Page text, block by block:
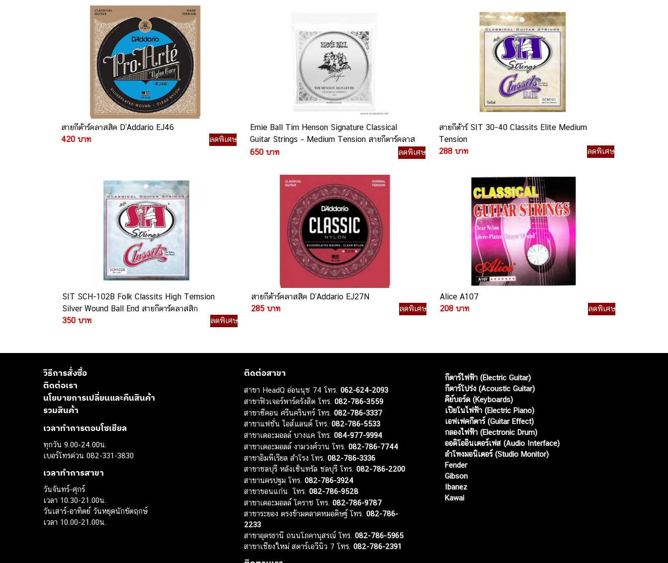
สายกีต้าร์คลาสสิค D’Addario EJ46
420 บาท
ลดพิเศษ
Ernie Ball Tim Henson Signature Classical
Guitar Strings – Medium Tension สายกีตาร์คลาส
สิก
650 บาท ลดพิเศษ
สายกีต้าร์ SIT 30-40 Classits Elite Medium
Tension
288 บาท
ลดพิเศษ
SIT SCH-102B Folk Classits High Temsion
Silver Wound Ball End สายกีตาร์คลาสสิก
350 บาท
ลดพิเศษ
สายกีต้าร์คลาสสิค D’Addario EJ27N
285 บาท
ลดพิเศษ
Alice A107
208 บาท
ลดพิเศษ
วิธีการสั่งซื้อ
ติดต่อเรา
นโยบายการเปลี่ยนและคืนสินค้า
รวมสินค้า
เวลาทำการตอบโซเชียล
ทุกวัน 9.00-24.00น.
เบอร์โทรด่วน 082-331-3830
เวลาทำการสาขา
วันจันทร์-ศุกร์
เวลา 10.30-21.00น.
วันเสาร์-อาทิตย์ วันหยุดนักขัตฤกษ์
เวลา 10.00-21.00น.
ติดต่อสาขา
สาขา HeadQ อ่อนนุช 74 โทร.062-624-2093
สาขาฟิวเจอร์พาร์ครังสิต โทร.082-786-3559
สาขาซีคอน ศรีนครินทร์ โทร.082-786-3337
สาขาแฟชั่น ไอส์แลนด์ โทร.082-786-5533
สาขาเดอะมอลล์ บางแค โทร.084-977-9994
สาขาเดอะมอลล์ งามวงศ์วาน โทร.082-786-7744
สาขาอิมพีเรียล สำโรง โทร.082-786-3336
สาขาชลบุรี หลังเซ็นทรัล ชลบุรี โทร.082-786-2200
สาขานครปฐม โทร.082-786-3924
สาขาขอนแก่น โทร.082-786-9528
สาขาเดอะมอลล์ โคราช โทร.082-786-9787
สาขาระยอง ตรงข้ามตลาดหมอดิษฐ์ โทร.082-786-
2233
สาขาอุดรธานี ถนนโภคานุสรณ์ โทร.082-786-5965
สาขาเชียงใหม่ สตาร์เอวีนิว 7 โทร.082-786-2391
กีตาร์ไฟฟ้า (Electric Guitar)
กีตาร์โปร่ง (Acoustic Guitar)
คีย์บอร์ด (Keyboards)
เปียโนไฟฟ้า (Electric Piano)
เอฟเฟคกีตาร์ (Guitar Effect)
กลองไฟฟ้า (Electronic Drum)
ออดิโออินเตอร์เฟส (Audio Interface)
ลำโพงมอนิเตอร์ (Studio Monitor)
Fender
Gibson
Ibanez
Kawai